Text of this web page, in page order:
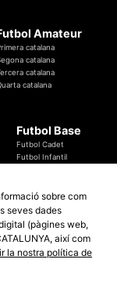
Amateur
catalana
catalana
catalana
catalana
Futbol Base
Futbol Cadet
Futbol Infantil
Absoluta 2019
Rei 2019 - 2020
sobre com
seves dades
(pàgines web,
així com
la nostra política de